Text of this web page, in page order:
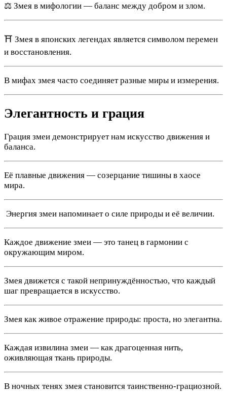
⚖️ Змея в мифологии — баланс между добром и злом.
⛩️ Змея в японских легендах является символом перемен
и восстановления.
В мифах змея часто соединяет разные миры и измерения.
Элегантность и грация
Грация змеи демонстрирует нам искусство движения и
баланса.
Её плавные движения — созерцание тишины в хаосе
мира.
️ Энергия змеи напоминает о силе природы и её величии.
Каждое движение змеи — это танец в гармонии с
окружающим миром.
Змея движется с такой непринуждённостью, что каждый
шаг превращается в искусство.
Змея как живое отражение природы: проста, но элегантна.
Каждая извилина змеи — как драгоценная нить,
оживляющая ткань природы.
В ночных тенях змея становится таинственно-грациозной.